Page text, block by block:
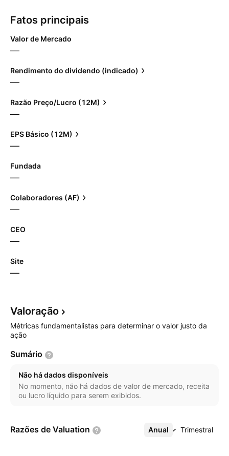
Fatos principais
Valor de Mercado
—
Rendimento do dividendo (indicado)
—
Razão Preço/Lucro (12M)
—
EPS Básico (12M)
—
Fundada
—
Colaboradores (AF)
—
CEO
—
Site
—
Valoração
Métricas fundamentalistas para determinar o valor justo da
ação
Sumário
Não há dados disponíveis
No momento, não há dados de valor de mercado, receita
ou lucro líquido para serem exibidos.
Razões de Valuation Anual Trimestral
Mais